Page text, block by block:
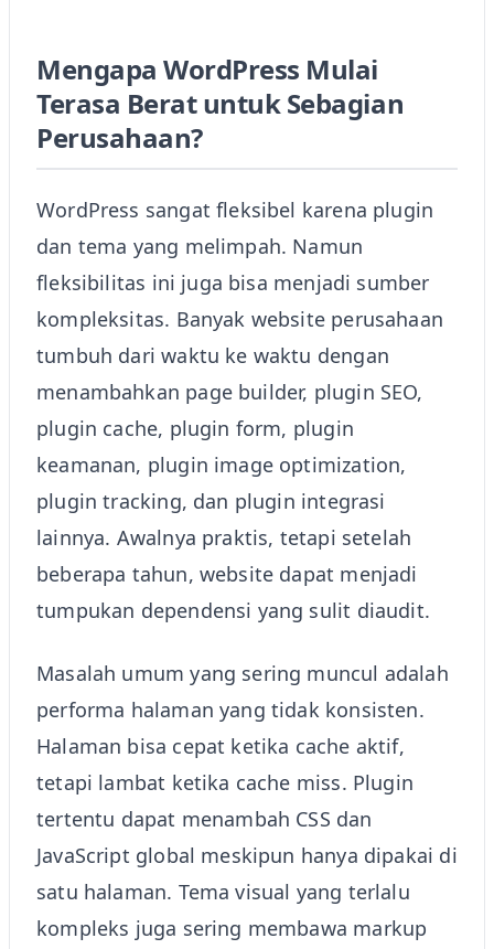
Mengapa WordPress Mulai
Terasa Berat untuk Sebagian
Perusahaan?
WordPress sangat fleksibel karena plugin
dan tema yang melimpah. Namun
fleksibilitas ini juga bisa menjadi sumber
kompleksitas. Banyak website perusahaan
tumbuh dari waktu ke waktu dengan
menambahkan page builder, plugin SEO,
plugin cache, plugin form, plugin
keamanan, plugin image optimization,
plugin tracking, dan plugin integrasi
lainnya. Awalnya praktis, tetapi setelah
beberapa tahun, website dapat menjadi
tumpukan dependensi yang sulit diaudit.
Masalah umum yang sering muncul adalah
performa halaman yang tidak konsisten.
Halaman bisa cepat ketika cache aktif,
tetapi lambat ketika cache miss. Plugin
tertentu dapat menambah CSS dan
JavaScript global meskipun hanya dipakai di
satu halaman. Tema visual yang terlalu
kompleks juga sering membawa markup